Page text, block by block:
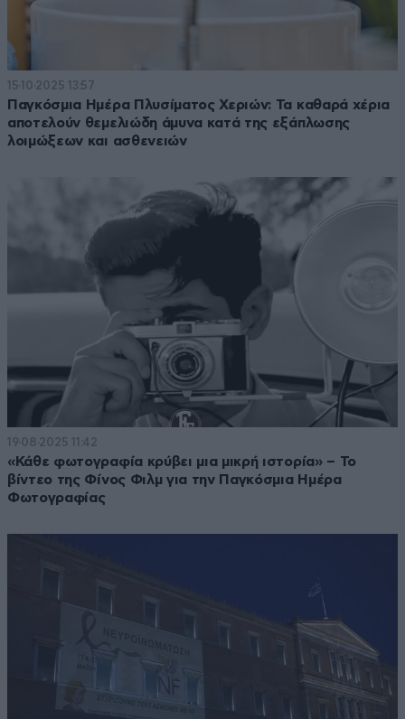
15·10·2025 13:57
Παγκόσμια Ημέρα Πλυσίματος Χεριών: Τα καθαρά χέρια
αποτελούν θεμελιώδη άμυνα κατά της εξάπλωσης
λοιμώξεων και ασθενειών
19·08·2025 11:42
«Κάθε φωτογραφία κρύβει μια μικρή ιστορία» – Το
βίντεο της Φίνος Φιλμ για την Παγκόσμια Ημέρα
Φωτογραφίας